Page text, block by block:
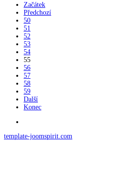
Začátek
Předchozí
50
51
52
53
54
55
56
57
58
59
Další
Konec
template-joomspirit.com